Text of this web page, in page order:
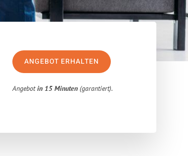
ANGEBOT ERHALTEN
Angebotin 15 Minuten (garantiert).